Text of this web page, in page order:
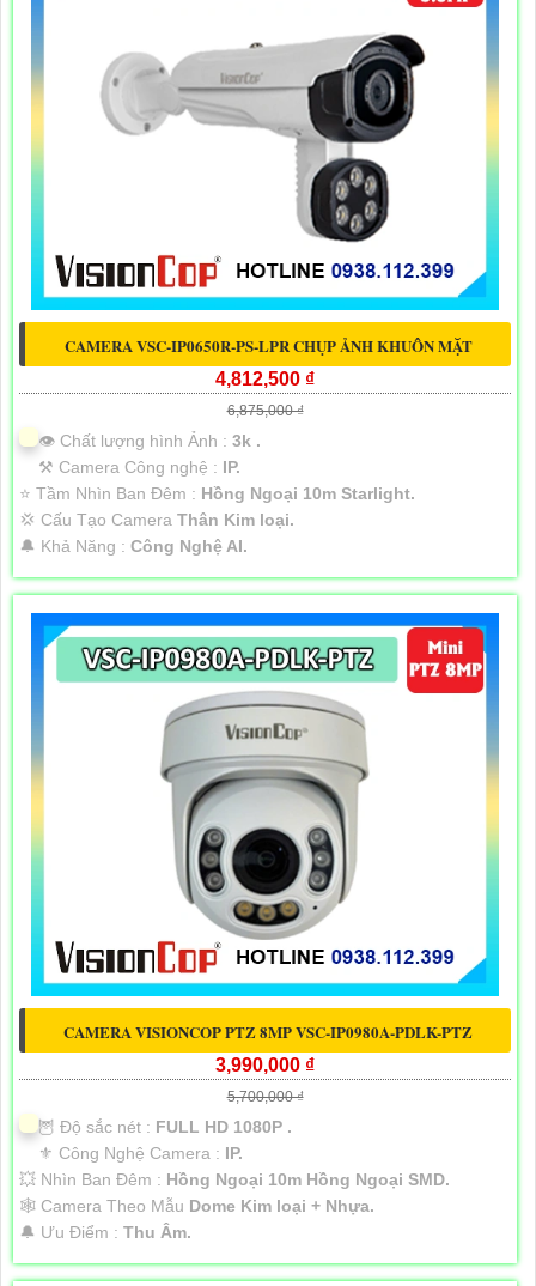
CAMERA VSC-IP0650R-PS-LPR CHỤP ẢNH KHUÔN MẶT
4,812,500 ₫
6,875,000 ₫
👁 Chất lượng hình Ảnh : 3k .
⚒ Camera Công nghệ : IP.
⭐ Tầm Nhìn Ban Đêm : Hồng Ngoại 10m Starlight.
💢 Cấu Tạo Camera Thân Kim loại.
️🔔 Khả Năng : Công Nghệ AI.
CAMERA VISIONCOP PTZ 8MP VSC-IP0980A-PDLK-PTZ
3,990,000 ₫
5,700,000 ₫
🦉 Độ sắc nét : FULL HD 1080P .
⚜️ Công Nghệ Camera : IP.
💥 Nhìn Ban Đêm : Hồng Ngoại 10m Hồng Ngoại SMD.
🕸️ Camera Theo Mẫu Dome Kim loại + Nhựa.
️🔔 Ưu Điểm : Thu Âm.